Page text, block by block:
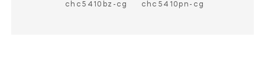
chc5410bz-cg chc5410pn-cg